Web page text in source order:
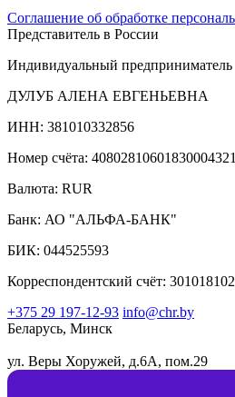
Соглашение об обработке
Представитель в России
Индивидуальный предприниматель
ДУЛУБ АЛЕНА ЕВГЕНЬЕВНА
ИНН: 381010332856
Номер счёта: 40802810601830004321
Валюта: RUR
Банк: АО "АЛЬФА-БАНК"
БИК: 044525593
Корреспондентский счёт:
+375 29 197-12-93 info@chr.by
Беларусь, Минск
ул. Веры Хоружей, д.6А, пом.29